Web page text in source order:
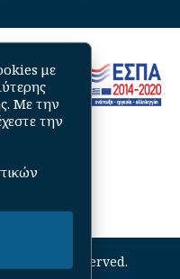
Rights Reserved.
με
Με την
την